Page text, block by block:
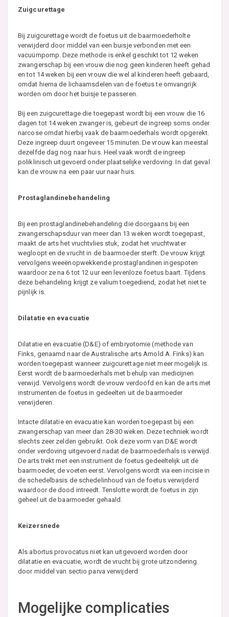
Zuigcurettage
Bij zuigcurettage wordt de foetus uit de baarmoederholte
verwijderd door middel van een buisje verbonden met een
vacuümpomp. Deze methode is enkel geschikt tot 12 weken
zwangerschap bij een vrouw die nog geen kinderen heeft gehad
en tot 14 weken bij een vrouw die wel al kinderen heeft gebaard,
omdat hierna de lichaamsdelen van de foetus te omvangrijk
worden om door het buisje te passeren.
Bij een zuigcurettage die toegepast wordt bij een vrouw die 16
dagen tot 14 weken zwanger is, gebeurt de ingreep soms onder
narcose omdat hierbij vaak de baarmoederhals wordt opgerekt.
Deze ingreep duurt ongeveer 15 minuten. De vrouw kan meestal
dezelfde dag nog naar huis. Heel vaak wordt de ingreep
poliklinisch uitgevoerd onder plaatselijke verdoving. In dat geval
kan de vrouw na een paar uur naar huis.
Prostaglandinebehandeling
Bij een prostaglandinebehandeling die doorgaans bij een
zwangerschapsduur van meer dan 13 weken wordt toegepast,
maakt de arts het vruchtvlies stuk, zodat het vruchtwater
wegloopt en de vrucht in de baarmoeder sterft. De vrouw krijgt
vervolgens weeënopwekkende prostaglandinen ingespoten
waardoor ze na 6 tot 12 uur een levenloze foetus baart. Tijdens
deze behandeling krijgt ze valium toegediend, zodat het niet te
pijnlijk is.
Dilatatie en evacuatie
Dilatatie en evacuatie (D&E) of embryotomie (methode van
Finks, genaamd naar de Australische arts Arnold A. Finks) kan
worden toegepast wanneer zuigcurettage niet meer mogelijk is.
Eerst wordt de baarmoederhals met behulp van medicijnen
verwijd. Vervolgens wordt de vrouw verdoofd en kan de arts met
instrumenten de foetus in gedeelten uit de baarmoeder
verwijderen.
Intacte dilatatie en evacuatie kan worden toegepast bij een
zwangerschap van meer dan 28-30 weken. Deze techniek wordt
slechts zeer zelden gebruikt. Ook deze vorm van D&E wordt
onder verdoving uitgevoerd nadat de baarmoederhals is verwijd.
De arts trekt met een instrument de foetus gedeeltelijk uit de
baarmoeder, de voeten eerst. Vervolgens wordt via een incisie in
de schedelbasis de schedelinhoud van de foetus verwijderd
waardoor de dood intreedt. Tenslotte wordt de foetus in zijn
geheel uit de baarmoeder gehaald.
Keizersnede
Als abortus provocatus niet kan uitgevoerd worden door
dilatatie en evacuatie, wordt de vrucht bij grote uitzondering
door middel van sectio parva verwijderd
Mogelijke complicaties